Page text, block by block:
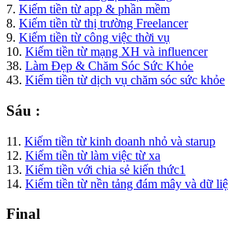
7. Kiếm tiền từ app & phần mềm
8. Kiếm tiền từ thị trường Freelancer
9. Kiếm tiền từ công việc thời vụ
10. Kiếm tiền từ mạng XH và influencer
38. Làm Đẹp & Chăm Sóc Sức Khỏe
43. Kiếm tiền từ dịch vụ chăm sóc sức khỏe
Sáu :
11. Kiếm tiền từ kinh doanh nhỏ và starup
12. Kiếm tiền từ làm việc từ xa
13. Kiếm tiền với chia sẻ kiến thức1
14. Kiếm tiền từ nền tảng đám mây và dữ
Final